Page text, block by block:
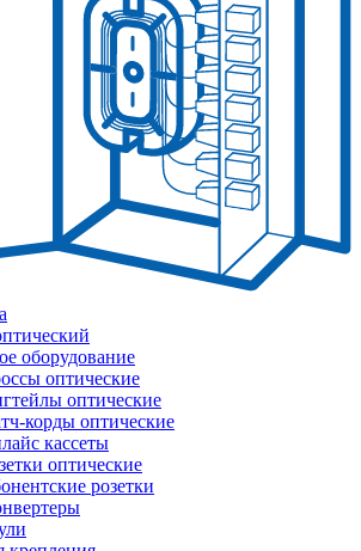
оборудование
оптические
оптические
корды оптические
кассеты
оптические
розетки